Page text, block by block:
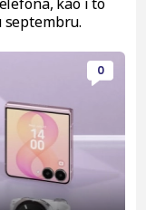
septembru.
0